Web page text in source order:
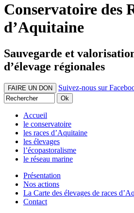
Conservatoire des
d’Aquitaine
Sauvegarde et
d’élevage régionales
FAIRE UN DON Suivez-nous sur
Accueil
le conservatoire
les races d’Aquitaine
les élevages
l’écopastoralisme
le réseau marine
Présentation
Nos actions
La Carte des élevages de races
Contact